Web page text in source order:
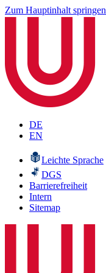
Zum Hauptinhalt springen
DE
EN
Leichte Sprache
DGS
Barrierefreiheit
Intern
Sitemap